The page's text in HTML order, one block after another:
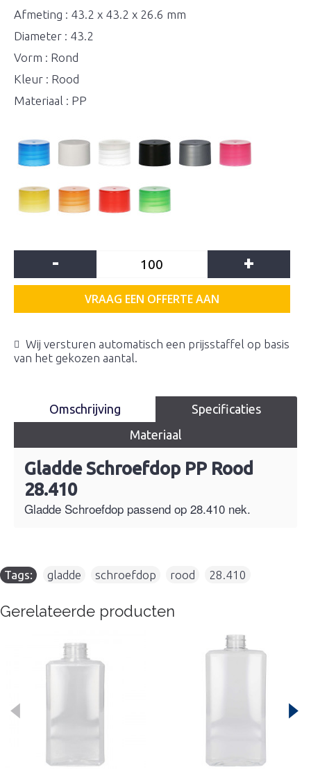
Afmeting : 43.2 x 43.2 x 26.6 mm
Diameter : 43.2
Vorm : Rond
Kleur : Rood
Materiaal : PP
- +
VRAAG EEN OFFERTE AAN
Wij versturen automatisch een prijsstaffel op basis
van het gekozen aantal.
Omschrijving
Specificaties
Materiaal
Gladde Schroefdop PP Rood
28.410
Gladde Schroefdop passend op 28.410 nek.
Tags: gladde schroefdop rood 28.410
Gerelateerde producten